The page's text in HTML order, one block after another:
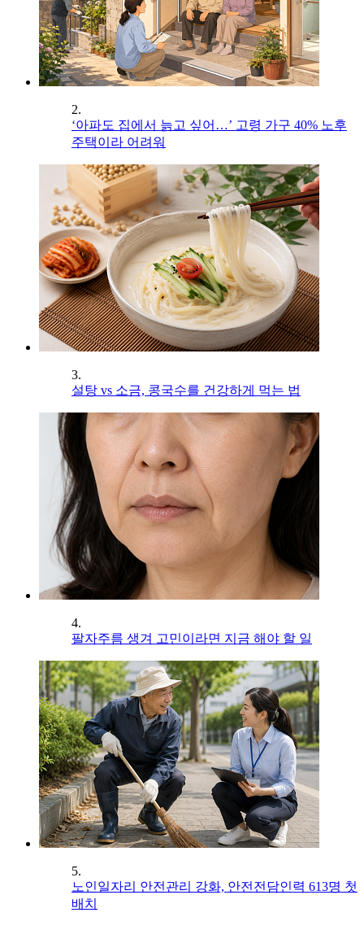
2.
‘아파도 집에서 늙고 싶어…’ 고령 가구 40% 노후
주택이라 어려워
3.
설탕 vs 소금, 콩국수를 건강하게 먹는 법
4.
팔자주름 생겨 고민이라면 지금 해야 할 일
5.
노인일자리 안전관리 강화, 안전전담인력 613명 첫
배치